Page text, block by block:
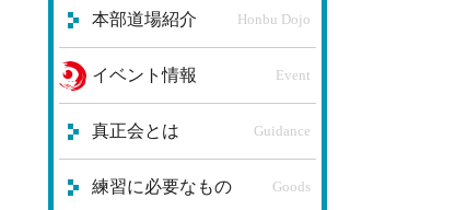
本部道場紹介 Honbu Dojo
イベント情報 Event
真正会とは Guidance
練習に必要なもの Goods